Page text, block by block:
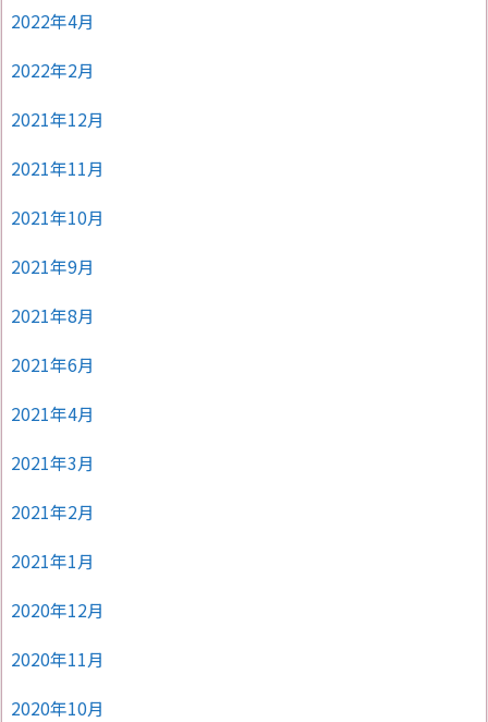
2022年4月
2022年2月
2021年12月
2021年11月
2021年10月
2021年9月
2021年8月
2021年6月
2021年4月
2021年3月
2021年2月
2021年1月
2020年12月
2020年11月
2020年10月